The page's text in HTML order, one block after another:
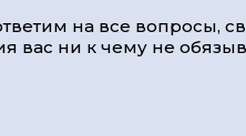
на все вопросы,
вас ни к чему не